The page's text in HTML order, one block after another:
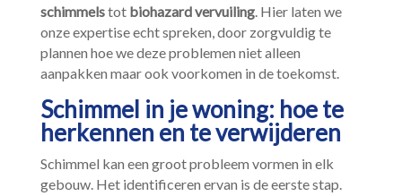
schimmelstot biohazard vervuiling.​ Hier laten we
onze expertise echt spreken, door zorgvuldig te
plannen hoe we deze problemen niet alleen
aanpakken maar ook voorkomen in de toekomst.​
Schimmel in je woning: hoe te
herkennen en te verwijderen
Schimmel kan een groot probleem vormen in elk
gebouw.​ Het identificeren ervan is de eerste stap.​